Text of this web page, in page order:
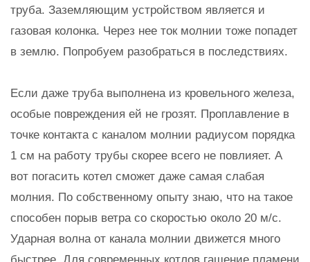
труба. Заземляющим устройством является и
газовая колонка. Через нее ток молнии тоже попадет
в землю. Попробуем разобраться в последствиях.
Если даже труба выполнена из кровельного железа,
особые повреждения ей не грозят. Проплавление в
точке контакта с каналом молнии радиусом порядка
1 см на работу трубы скорее всего не повлияет. А
вот погасить котел сможет даже самая слабая
молния. По собственному опыту знаю, что на такое
способен порыв ветра со скоростью около 20 м/с.
Ударная волна от канала молнии движется много